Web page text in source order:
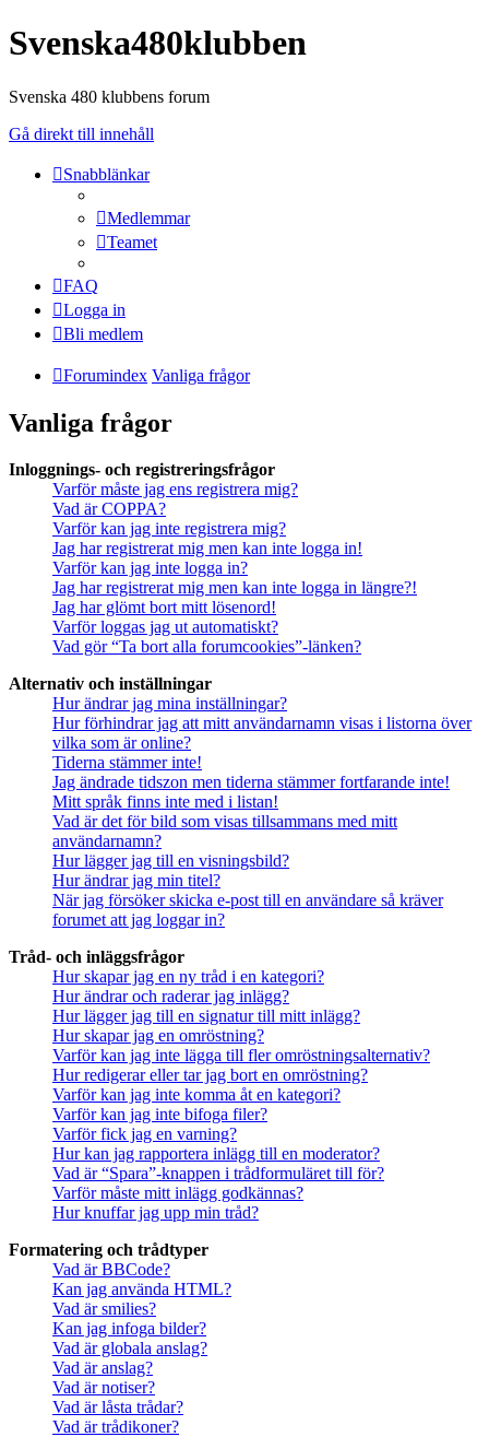
Svenska480klubben
Svenska 480 klubbens forum
Gå direkt till innehåll
Snabblänkar
Medlemmar
Teamet
FAQ
Logga in
Bli medlem
Forumindex Vanliga frågor
Vanliga frågor
Inloggnings- och registreringsfrågor
Varför måste jag ens registrera mig?
Vad är COPPA?
Varför kan jag inte registrera mig?
Jag har registrerat mig men kan inte logga in!
Varför kan jag inte logga in?
Jag har registrerat mig men kan inte logga in längre?!
Jag har glömt bort mitt lösenord!
Varför loggas jag ut automatiskt?
Vad gör “Ta bort alla forumcookies”-länken?
Alternativ och inställningar
Hur ändrar jag mina inställningar?
Hur förhindrar jag att mitt användarnamn visas i listorna över
vilka som är online?
Tiderna stämmer inte!
Jag ändrade tidszon men tiderna stämmer fortfarande inte!
Mitt språk finns inte med i listan!
Vad är det för bild som visas tillsammans med mitt
användarnamn?
Hur lägger jag till en visningsbild?
Hur ändrar jag min titel?
När jag försöker skicka e-post till en användare så kräver
forumet att jag loggar in?
Tråd- och inläggsfrågor
Hur skapar jag en ny tråd i en kategori?
Hur ändrar och raderar jag inlägg?
Hur lägger jag till en signatur till mitt inlägg?
Hur skapar jag en omröstning?
Varför kan jag inte lägga till fler omröstningsalternativ?
Hur redigerar eller tar jag bort en omröstning?
Varför kan jag inte komma åt en kategori?
Varför kan jag inte bifoga filer?
Varför fick jag en varning?
Hur kan jag rapportera inlägg till en moderator?
Vad är “Spara”-knappen i trådformuläret till för?
Varför måste mitt inlägg godkännas?
Hur knuffar jag upp min tråd?
Formatering och trådtyper
Vad är BBCode?
Kan jag använda HTML?
Vad är smilies?
Kan jag infoga bilder?
Vad är globala anslag?
Vad är anslag?
Vad är notiser?
Vad är låsta trådar?
Vad är trådikoner?